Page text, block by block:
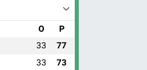
O P
33 77
33 73